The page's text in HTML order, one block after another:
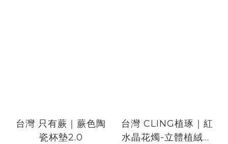
台灣 只有蕨｜蕨色陶
瓷杯墊2.0
台灣 CLING植琢｜紅
水晶花燭-立體植絨地